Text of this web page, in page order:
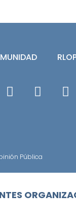
Pública